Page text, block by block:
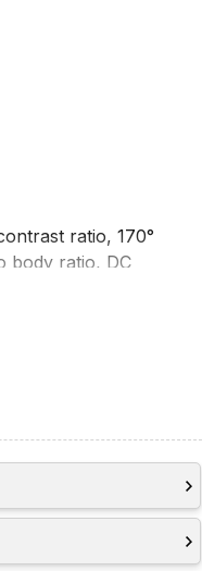
ratio, 170°
body ratio, DC
Presence